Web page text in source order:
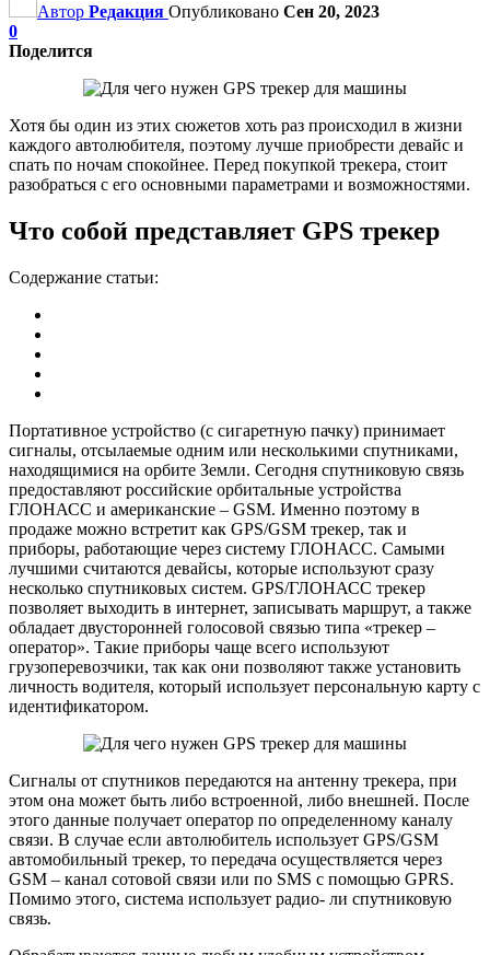
Автор Редакция Опубликовано Сен 20, 2023
0
Поделится
Хотя бы один из этих сюжетов хоть раз происходил в жизни
каждого автолюбителя, поэтому лучше приобрести девайс и
спать по ночам спокойнее. Перед покупкой трекера, стоит
разобраться с его основными параметрами и возможностями.
Что собой представляет GPS трекер
Содержание статьи:
Портативное устройство (с сигаретную пачку) принимает
сигналы, отсылаемые одним или несколькими спутниками,
находящимися на орбите Земли. Сегодня спутниковую связь
предоставляют российские орбитальные устройства
ГЛОНАСС и американские – GSM. Именно поэтому в
продаже можно встретит как GPS/GSM трекер, так и
приборы, работающие через систему ГЛОНАСС. Самыми
лучшими считаются девайсы, которые используют сразу
несколько спутниковых систем. GPS/ГЛОНАСС трекер
позволяет выходить в интернет, записывать маршрут, а также
обладает двусторонней голосовой связью типа «трекер –
оператор». Такие приборы чаще всего используют
грузоперевозчики, так как они позволяют также установить
личность водителя, который использует персональную карту с
идентификатором.
Сигналы от спутников передаются на антенну трекера, при
этом она может быть либо встроенной, либо внешней. После
этого данные получает оператор по определенному каналу
связи. В случае если автолюбитель использует GPS/GSM
автомобильный трекер, то передача осуществляется через
GSM – канал сотовой связи или по SMS с помощью GPRS.
Помимо этого, система использует радио- ли спутниковую
связь.